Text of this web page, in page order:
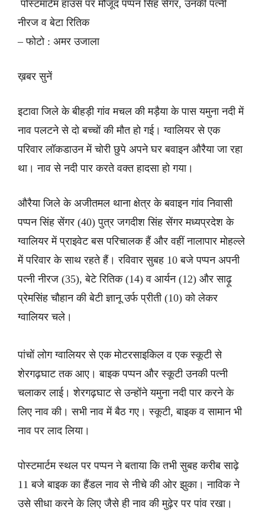
पोस्टमार्टम हाउस पर मौजूद पप्पन सिंह सेंगर, उनकी पत्नी
नीरज व बेटा रितिक
– फोटो : अमर उजाला
ख़बर सुनें
इटावा जिले के बीहड़ी गांव मचल की मड़ैया के पास यमुना नदी में
नाव पलटने से दो बच्चों की मौत हो गई। ग्वालियर से एक
परिवार लॉकडाउन में चोरी छुपे अपने घर बवाइन औरैया जा रहा
था। नाव से नदी पार करते वक्त हादसा हो गया।
औरैया जिले के अजीतमल थाना क्षेत्र के बवाइन गांव निवासी
पप्पन सिंह सेंगर (40) पुत्र जगदीश सिंह सेंगर मध्यप्रदेश के
ग्वालियर में प्राइवेट बस परिचालक हैं और वहीं नालापार मोहल्ले
में परिवार के साथ रहते हैं। रविवार सुबह 10 बजे पप्पन अपनी
पत्नी नीरज (35), बेटे रितिक (14) व आर्यन (12) और साढ़ू
प्रेमसिंह चौहान की बेटी ज्ञानू उर्फ प्रीती (10) को लेकर
ग्वालियर चले।
पांचों लोग ग्वालियर से एक मोटरसाइकिल व एक स्कूटी से
शेरगढ़घाट तक आए। बाइक पप्पन और स्कूटी उनकी पत्नी
चलाकर लाई। शेरगढ़घाट से उन्होंने यमुना नदी पार करने के
लिए नाव की। सभी नाव में बैठ गए। स्कूटी, बाइक व सामान भी
नाव पर लाद लिया।
पोस्टमार्टम स्थल पर पप्पन ने बताया कि तभी सुबह करीब साढ़े
11 बजे बाइक का हैंडल नाव से नीचे की ओर झुका। नाविक ने
उसे सीधा करने के लिए जैसे ही नाव की मुढ़ेर पर पांव रखा।